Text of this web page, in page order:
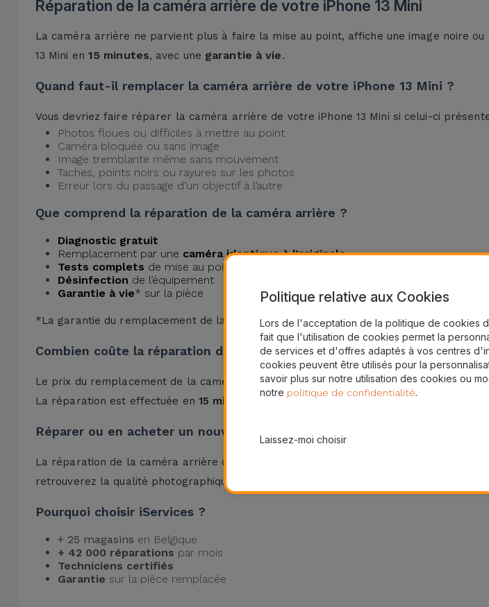
Voir
tout
Réparation de la caméra arrière de votre iPhone 13 Mini
La caméra arrière ne parvient plus à faire la mise au point, affiche une image noire
13 Mini en 15 minutes, avec une garantie à vie.
Quand faut-il remplacer la caméra arrière de votre iPhone 13 Mini ?
Vous devriez faire réparer la caméra arrière de votre iPhone 13 Mini si celui-ci
Photos floues ou difficiles à mettre au point
Caméra bloquée ou sans image
Image tremblante même sans mouvement
Taches, points noirs ou rayures sur les photos
Erreur lors du passage d’un objectif à l’autre
Que comprend la réparation de la caméra arrière ?
Diagnostic gratuit
Remplacement par une caméra identique à l’originale
Tests complets de mise au point, de stabilisation et de capture d’image
Désinfection de l’équipement
Garantie à vie* sur la pièce
*La garantie du remplacement de la caméra arrière du iPhone 13 Mini est à vie
Combien coûte la réparation de la caméra arrière du iPhone 13 Mini ?
Le prix du remplacement de la caméra arrière du iPhone 13 Mini est de109,95 € -
La réparation est effectuée en 15 minutes environ, sans qu’il soit nécessaire de
Réparer ou en acheter un nouveau ?
La réparation de la caméra arrière de votre iPhone 13 Mini est nettement plus
retrouverez la qualité photographique originale de votre smartphone, en évitant un
Pourquoi choisir iServices ?
+ 25 magasins en Belgique
+ 42 000 réparations par mois
Techniciens certifiés
Garantie sur la pièce remplacée
Politique relative aux Cookies
Lors de l'acceptation de la politique de cookies
fait que l'utilisation de cookies permet la
de services et d'offres adaptés à vos centres
cookies peuvent être utilisés pour la
savoir plus sur notre utilisation des cookies ou
notre politique de confidentialité.
Laissez-moi choisir